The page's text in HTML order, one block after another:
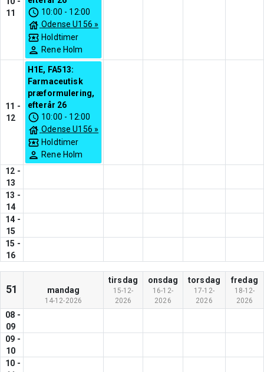
11
10:00 - 12:00
Odense U156 »
Holdtimer
Rene Holm
11 -
12
H1E, FA513:
Farmaceutisk
præformulering,
efterår 26
10:00 - 12:00
Odense U156 »
Holdtimer
Rene Holm
12 -
13
13 -
14
14 -
15
15 -
16
51 mandag
14-12-2026
tirsdag
15-12-
2026
onsdag
16-12-
2026
torsdag
17-12-
2026
fredag
18-12-
2026
08 -
09
09 -
10
10 -